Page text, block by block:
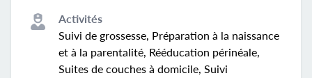
Activités
Suivi de grossesse, Préparation à la naissance
et à la parentalité, Rééducation périnéale,
Suites de couches à domicile, Suivi